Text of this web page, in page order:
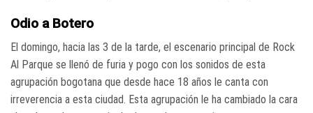
Odio a Botero
El domingo, hacia las 3 de la tarde, el escenario principal de Rock
Al Parque se llenó de furia y pogo con los sonidos de esta
agrupación bogotana que desde hace 18 años le canta con
irreverencia a esta ciudad. Esta agrupación le ha cambiado la cara